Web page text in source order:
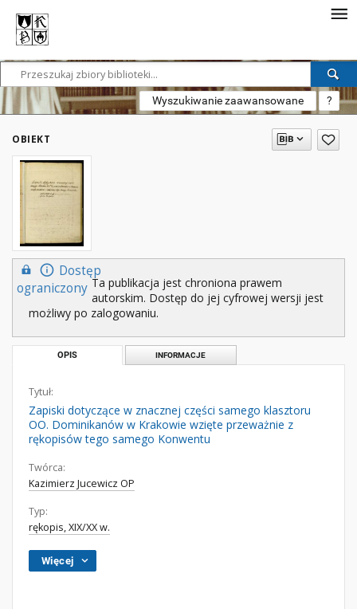
Wyszukiwanie zaawansowane ?
OBIEKT
Dostęp
ograniczony Ta publikacja jest chroniona prawem
autorskim. Dostęp do jej cyfrowej wersji jest
możliwy po zalogowaniu.
OPIS INFORMACJE
Tytuł:
Zapiski dotyczące w znacznej części samego klasztoru
OO. Dominikanów w Krakowie wzięte przeważnie z
rękopisów tego samego Konwentu
Twórca:
Kazimierz Jucewicz OP
Typ:
rękopis, XIX/XX w.
Więcej